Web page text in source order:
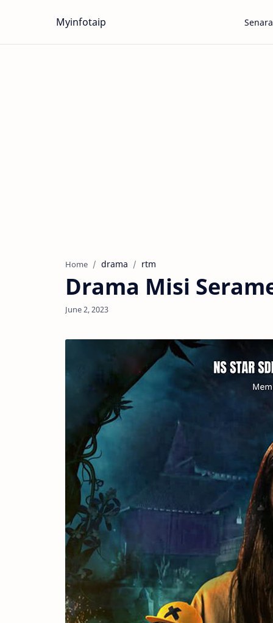
Myinfotaip
Home drama rtm
Drama Misi